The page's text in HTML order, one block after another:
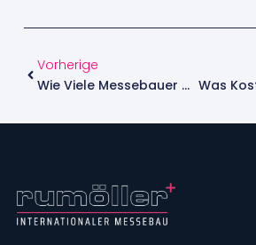
Vorherige
Wie Viele Messebauer Gibt Es In Deutschland Wirklich